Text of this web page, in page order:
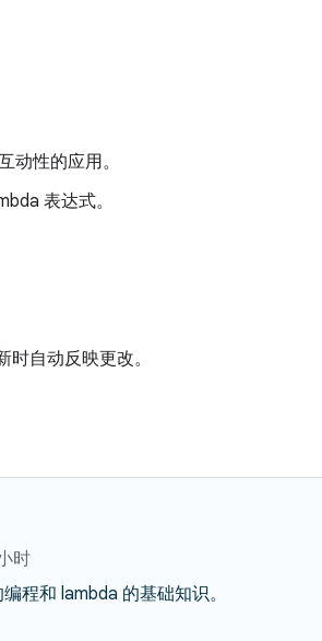
动性的应用。
表达式。
自动反映更改。
时
程和 lambda 的基础知识。